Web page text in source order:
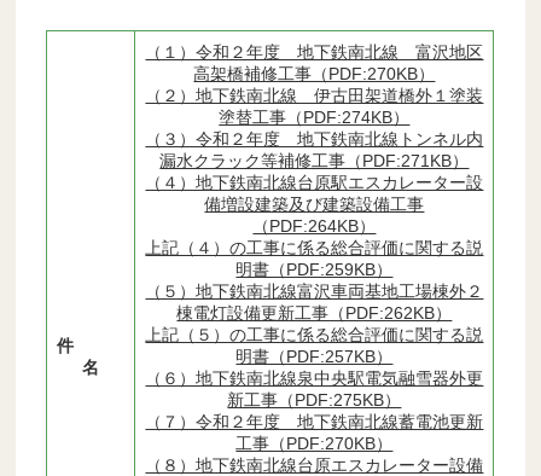
件
名
（１）令和２年度 地下鉄南北線 富沢地区
高架橋補修工事（PDF:270KB）
（２）地下鉄南北線 伊古田架道橋外１塗装
塗替工事（PDF:274KB）
（３）令和２年度 地下鉄南北線トンネル内
漏水クラック等補修工事（PDF:271KB）
（４）地下鉄南北線台原駅エスカレーター設
備増設建築及び建築設備工事
（PDF:264KB）
上記（４）の工事に係る総合評価に関する説
明書（PDF:259KB）
（５）地下鉄南北線富沢車両基地工場棟外２
棟電灯設備更新工事（PDF:262KB）
上記（５）の工事に係る総合評価に関する説
明書（PDF:257KB）
（６）地下鉄南北線泉中央駅電気融雪器外更
新工事（PDF:275KB）
（７）令和２年度 地下鉄南北線蓄電池更新
工事（PDF:270KB）
（８）地下鉄南北線台原エスカレーター設備